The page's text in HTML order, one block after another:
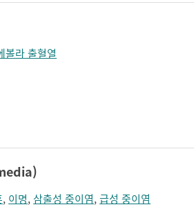
볼라 출혈열
, 이명, 삼출성 중이염,급성 중이염